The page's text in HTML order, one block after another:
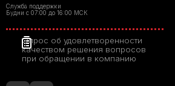
Служба поддержки
Будни с 07:00 до 16:00 МСК
Опрос об удовлетворенности
качеством решения вопросов
при обращении в компанию